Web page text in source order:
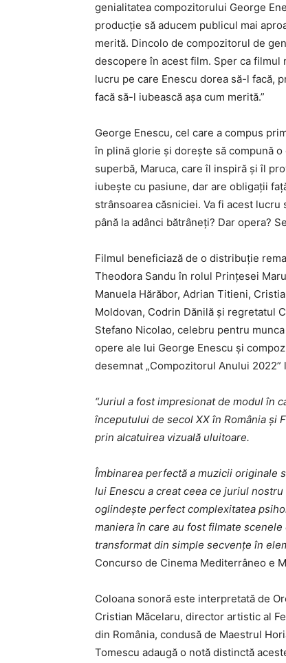
genialitatea compozitorului George
producție să aducem publicul mai
merită. Dincolo de compozitorul de
descopere în acest film. Sper ca
lucru pe care Enescu dorea să-l facă,
facă să-l iubească așa cum merită.”
George Enescu, cel care a compus
în plină glorie și dorește să compună
superbă, Maruca, care îl inspiră și îl
iubește cu pasiune, dar are obligații
strânsoarea căsniciei. Va fi acest
până la adânci bătrâneți? Dar opera?
Filmul beneficiază de o distribuție
Theodora Sandu în rolul Prințesei
Manuela Hărăbor, Adrian Titieni,
Moldovan, Codrin Dănilă și regretatul
Stefano Nicolao, celebru pentru
opere ale lui George Enescu și
desemnat „Compozitorul Anului
“Juriul a fost impresionat de modul în
începutului de secol XX în România și
prin alcatuirea vizuală uluitoare.
Îmbinarea perfectă a muzicii originale
lui Enescu a creat ceea ce juriul
oglindește perfect complexitatea
maniera în care au fost filmate
transformat din simple secvenţe în
Concurso de Cinema Mediterrâneo e
Coloana sonoră este interpretată de
Cristian Măcelaru, director artistic al
din România, condusă de Maestrul
Tomescu adaugă o notă distinctă